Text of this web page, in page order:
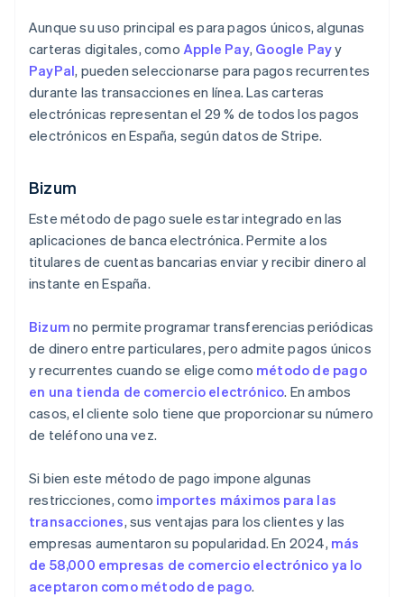
Aunque su uso principal es para pagos únicos, algunas
carteras digitales, como Apple Pay, Google Payy
PayPal, pueden seleccionarse para pagos recurrentes
durante las transacciones en línea. Las carteras
electrónicas representan el 29 % de todos los pagos
electrónicos en España, según datos de Stripe.
Bizum
Este método de pago suele estar integrado en las
aplicaciones de banca electrónica. Permite a los
titulares de cuentas bancarias enviar y recibir dinero al
instante en España.
Bizum no permite programar transferencias periódicas
de dinero entre particulares, pero admite pagos únicos
y recurrentes cuando se elige como método de pago
en una tienda de comercio electrónico. En ambos
casos, el cliente solo tiene que proporcionar su número
de teléfono una vez.
Si bien este método de pago impone algunas
restricciones, como importes máximos para las
transacciones, sus ventajas para los clientes y las
empresas aumentaron su popularidad. En 2024, más
de 58,000 empresas de comercio electrónico ya lo
aceptaron como método de pago.